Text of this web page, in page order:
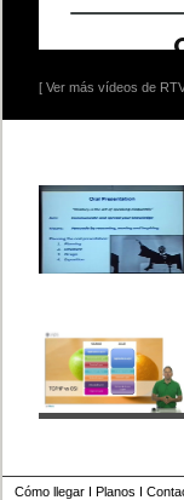
[ Ver más vídeos de
Cómo llegar I Planos I